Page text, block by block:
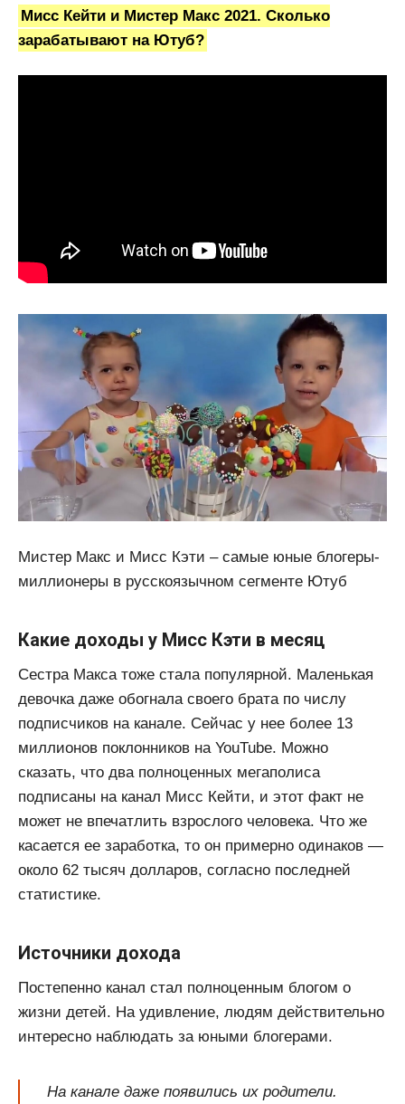
Мисс Кейти и Мистер Макс 2021. Сколько
зарабатывают на Ютуб?
Мистер Макс и Мисс Кэти – самые юные блогеры-
миллионеры в русскоязычном сегменте Ютуб
Какие доходы у Мисс Кэти в месяц
Сестра Макса тоже стала популярной. Маленькая
девочка даже обогнала своего брата по числу
подписчиков на канале. Сейчас у нее более 13
миллионов поклонников на YouTube. Можно
сказать, что два полноценных мегаполиса
подписаны на канал Мисс Кейти, и этот факт не
может не впечатлить взрослого человека. Что же
касается ее заработка, то он примерно одинаков —
около 62 тысяч долларов, согласно последней
статистике.
Источники дохода
Постепенно канал стал полноценным блогом о
жизни детей. На удивление, людям действительно
интересно наблюдать за юными блогерами.
На канале даже появились их родители.